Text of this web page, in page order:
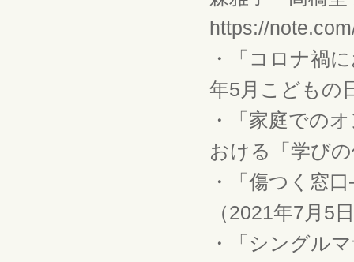
https://
・「コロナ禍
年5月こどもの
・「家庭での
おける「学び
・「傷つく窓
（2021年7月5
・「シングル